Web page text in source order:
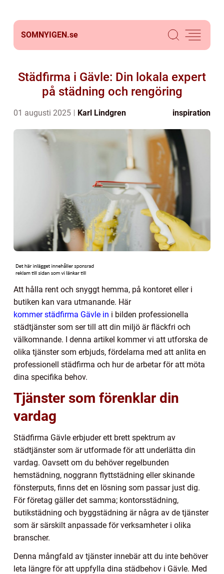
SOMNYIGEN.se
Städfirma i Gävle: Din lokala expert
på städning och rengöring
01 augusti 2025 Karl Lindgren inspiration
Att hålla rent och snyggt hemma, på kontoret eller i
butiken kan vara utmanande. Här
kommer städfirma Gävle in i bilden professionella
städtjänster som ser till att din miljö är fläckfri och
välkomnande. I denna artikel kommer vi att utforska de
olika tjänster som erbjuds, fördelarna med att anlita en
professionell städfirma och hur de arbetar för att möta
dina specifika behov.
Tjänster som förenklar din
vardag
Städfirma Gävle erbjuder ett brett spektrum av
städtjänster som är utformade för att underlätta din
vardag. Oavsett om du behöver regelbunden
hemstädning, noggrann flyttstädning eller skinande
fönsterputs, finns det en lösning som passar just dig.
För företag gäller det samma; kontorsstädning,
butikstädning och byggstädning är några av de tjänster
som är särskilt anpassade för verksamheter i olika
branscher.
Denna mångfald av tjänster innebär att du inte behöver
leta längre för att uppfylla dina städbehov i Gävle. Med